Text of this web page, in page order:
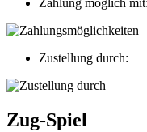
Zahlung möglich mit:
Zustellung durch:
Zug-Spiel